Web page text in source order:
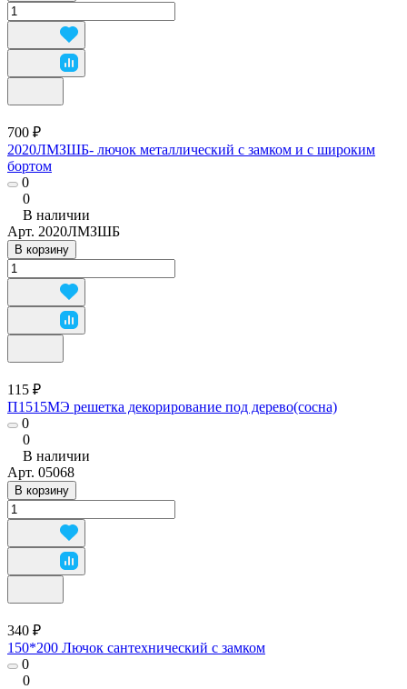
700 ₽
2020ЛМЗШБ- лючок металлический с замком и с широким
бортом
0
0
В наличии
Арт. 2020ЛМЗШБ
В корзину
115 ₽
П1515МЭ решетка декорирование под дерево(сосна)
0
0
В наличии
Арт. 05068
В корзину
340 ₽
150*200 Лючок сантехнический с замком
0
0